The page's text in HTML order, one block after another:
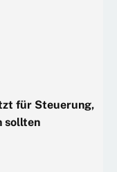
für Steuerung,
sollten